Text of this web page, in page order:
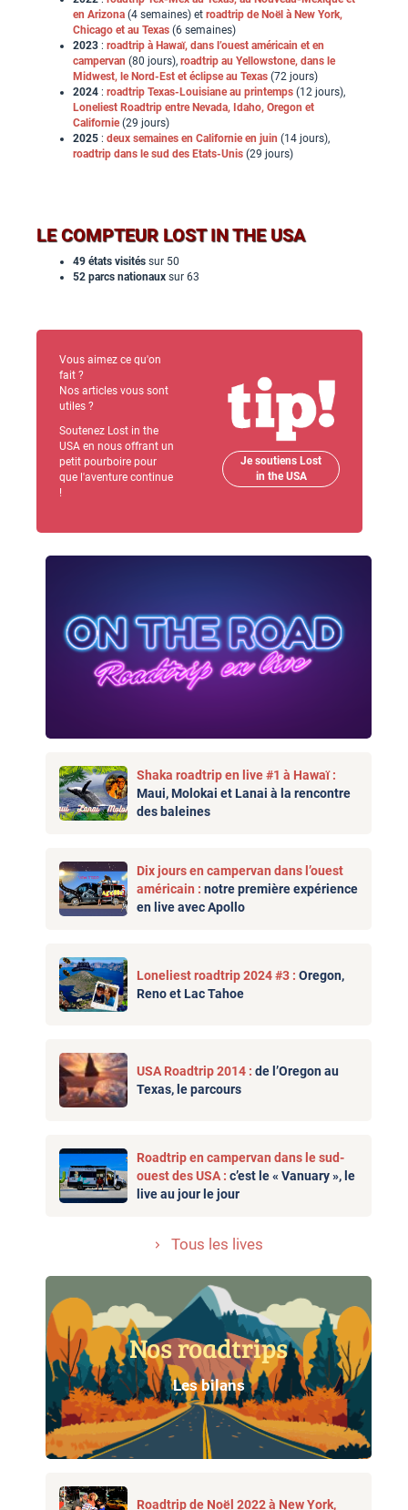
en Arizona (4 semaines) et roadtrip de Noël à New York,
Chicago et au Texas (6 semaines)
2023 : roadtrip à Hawaï, dans l’ouest américain et en
campervan (80 jours), roadtrip au Yellowstone, dans le
Midwest, le Nord-Est et éclipse au Texas (72 jours)
2024 : roadtrip Texas-Louisiane au printemps (12 jours),
Loneliest Roadtrip entre Nevada, Idaho, Oregon et
Californie(29 jours)
2025 : deux semaines en Californie en juin (14 jours),
roadtrip dans le sud des Etats-Unis (29 jours)
LE COMPTEUR LOST IN THE USA
49 états visités sur 50
52 parcs nationaux sur 63
Vous aimez ce qu'on
fait ?
Nos articles vous sont
utiles ?
Soutenez Lost in the
USA en nous offrant un
petit pourboire pour
que l'aventure continue
!
Je soutiens Lost
in the USA
Shaka roadtrip en live #1 à Hawaï :
Maui, Molokai et Lanai à la rencontre
des baleines
Dix jours en campervan dans l’ouest
américain : notre première expérience
en live avec Apollo
Loneliest roadtrip 2024 #3 : Oregon,
Reno et Lac Tahoe
USA Roadtrip 2014 : de l’Oregon au
Texas, le parcours
Roadtrip en campervan dans le sud-
ouest des USA : c’est le « Vanuary », le
live au jour le jour
Tous les lives
Nos roadtrips
Les bilans
Roadtrip de Noël 2022 à New York,